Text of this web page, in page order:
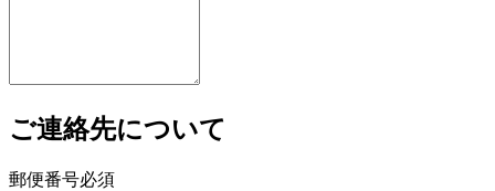
ご連絡先について
郵便番号必須